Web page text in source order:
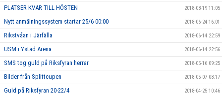
PLATSER KVAR TILL HÖSTEN 2018-08-19 11:05
Nytt anmälningssystem startar 25/6 00:00 2018-06-24 16:01
Rikstvåan i Järfälla 2018-06-14 22:59
USM i Ystad Arena 2018-06-14 22:56
SMS tog guld på Riksfyran herrar 2018-05-16 09:25
Bilder från Splittcupen 2018-05-07 08:17
Guld på Riksfyran 20-22/4 2018-04-25 10:46